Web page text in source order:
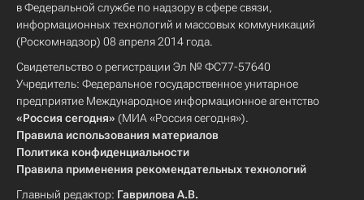
в Федеральной службе по надзору в сфере связи,
информационных технологий и массовых коммуникаций
(Роскомнадзор) 08 апреля 2014 года.
Свидетельство о регистрации Эл № ФС77-57640
Учредитель: Федеральное государственное унитарное
предприятие Международное информационное агентство
«Россия сегодня» (МИА «Россия сегодня»).
Правила использования материалов
Политика конфиденциальности
Правила применения рекомендательных технологий
Главный редактор: Гаврилова А.В.